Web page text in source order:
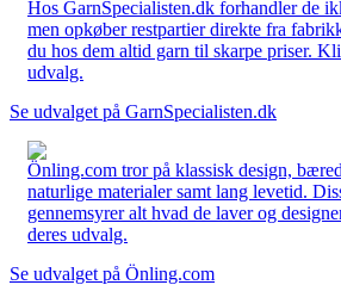
Hos GarnSpecialisten.dk forhandler de
men opkøber restpartier direkte fra
du hos dem altid garn til skarpe priser.
udvalg.
Se udvalget på GarnSpecialisten.dk
Önling.com tror på klassisk design,
naturlige materialer samt lang levetid.
gennemsyrer alt hvad de laver og
deres udvalg.
Se udvalget på Önling.com